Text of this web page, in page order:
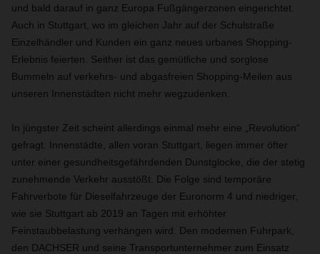
und bald darauf in ganz Europa Fußgängerzonen eingerichtet.
Auch in Stuttgart, wo im gleichen Jahr auf der Schulstraße
Einzelhändler und Kunden ein ganz neues urbanes Shopping-
Erlebnis feierten. Seither ist das gemütliche und sorglose
Bummeln auf verkehrs- und abgasfreien Shopping-Meilen aus
unseren Innenstädten nicht mehr wegzudenken.
In jüngster Zeit scheint allerdings einmal mehr eine „Revolution“
gefragt. Innenstädte, allen voran Stuttgart, liegen immer öfter
unter einer gesundheitsgefährdenden Dunstglocke, die der stetig
zunehmende Verkehr ausstößt. Die Folge sind temporäre
Fahrverbote für Dieselfahrzeuge der Euronorm 4 und niedriger,
wie sie Stuttgart ab 2019 an Tagen mit erhöhter
Feinstaubbelastung verhängen wird. Den modernen Fuhrpark,
den DACHSER und seine Transportunternehmer zum Einsatz